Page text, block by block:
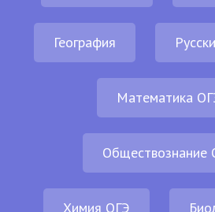
География
Математика
Обществознание
Химия ОГЭ